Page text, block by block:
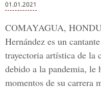
01.01.2021
COMAYAGUA,
Hernández es un
trayectoria artística de la
debido a la pandemia, le
momentos de su carrera